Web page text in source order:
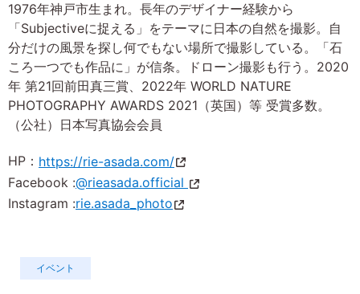
1976年神戸市生まれ。長年のデザイナー経験から
「Subjectiveに捉える」をテーマに日本の自然を撮影。自
分だけの風景を探し何でもない場所で撮影している。「石
ころ一つでも作品に」が信条。ドローン撮影も行う。2020
年 第21回前田真三賞、2022年 WORLD NATURE
PHOTOGRAPHY AWARDS 2021（英国）等 受賞多数。
（公社）日本写真協会会員
HP： https://rie-asada.com/
Facebook :@rieasada.official
Instagram :rie.asada_photo
イベント